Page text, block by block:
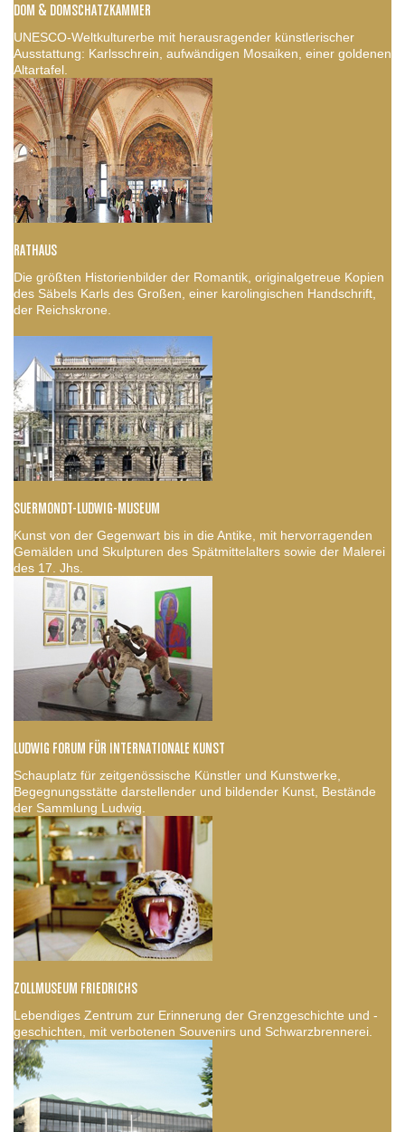
DOM & DOMSCHATZKAMMER
UNESCO-Weltkulturerbe mit herausragender künstlerischer
Ausstattung: Karlsschrein, aufwändigen Mosaiken, einer goldenen
Altartafel.
RATHAUS
Die größten Historienbilder der Romantik, originalgetreue Kopien
des Säbels Karls des Großen, einer karolingischen Handschrift,
der Reichskrone.
SUERMONDT-LUDWIG-MUSEUM
Kunst von der Gegenwart bis in die Antike, mit hervorragenden
Gemälden und Skulpturen des Spätmittelalters sowie der Malerei
des 17. Jhs.
LUDWIG FORUM FÜR INTERNATIONALE KUNST
Schauplatz für zeitgenössische Künstler und Kunstwerke,
Begegnungsstätte darstellender und bildender Kunst, Bestände
der Sammlung Ludwig.
ZOLLMUSEUM FRIEDRICHS
Lebendiges Zentrum zur Erinnerung der Grenzgeschichte und -
geschichten, mit verbotenen Souvenirs und Schwarzbrennerei.